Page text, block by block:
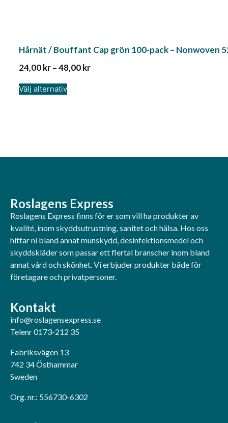
Hårnät / Bouffant Cap grön 100-pack – Nonwoven
24,00kr–48,00kr
Välj alternativ
Roslagens Express
Roslagens Express finns för er som vill ha produkter av
kvalité, inom skyddsutrustning, sanitet och hälsa. Hos oss
hittar ni bland annat munskydd, desinfektionsmedel och
skyddskläder som passar ett flertal branscher inom bland
annat vård och skönhet. Vi erbjuder produkter både för
företagare och privatpersoner.
Kontakt
info@roslagensexpress.se
Telenr 0173-212 35
Fabriksvägen 13
742 34 Östhammar
Sweden
Org. nr.: 556730-6302